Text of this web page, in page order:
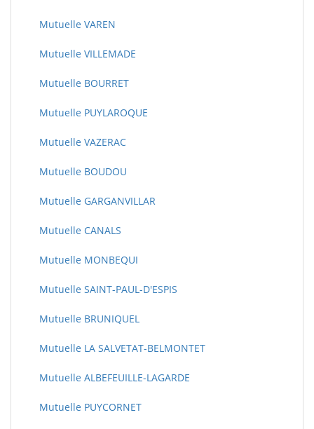
Mutuelle VAREN
Mutuelle VILLEMADE
Mutuelle BOURRET
Mutuelle PUYLAROQUE
Mutuelle VAZERAC
Mutuelle BOUDOU
Mutuelle GARGANVILLAR
Mutuelle CANALS
Mutuelle MONBEQUI
Mutuelle SAINT-PAUL-D'ESPIS
Mutuelle BRUNIQUEL
Mutuelle LA SALVETAT-BELMONTET
Mutuelle ALBEFEUILLE-LAGARDE
Mutuelle PUYCORNET